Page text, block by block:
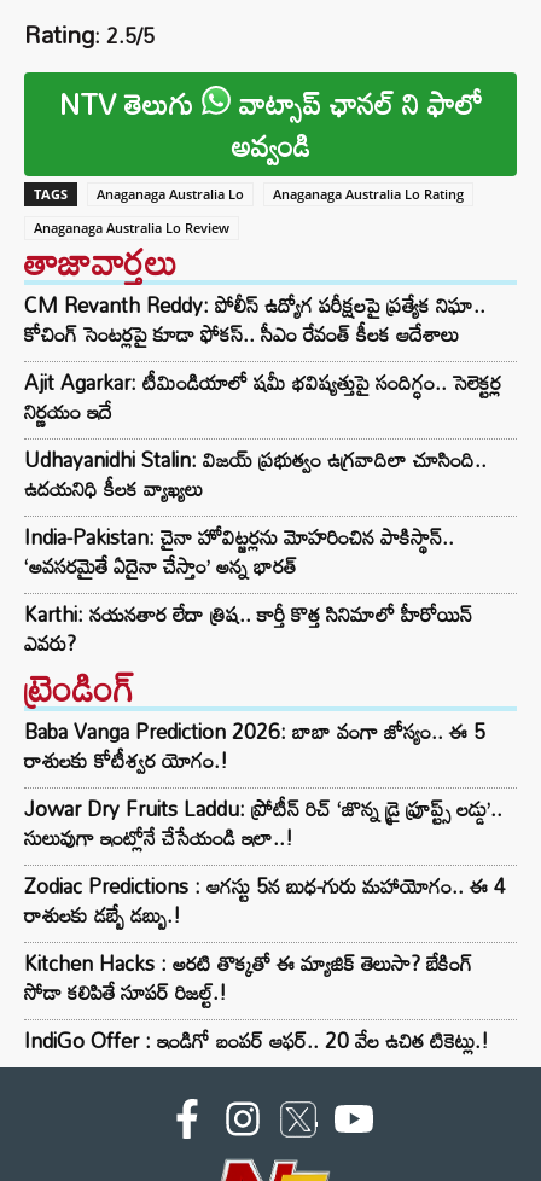
Rating: 2.5/5
NTV తెలుగు వాట్సాప్ ఛానల్ ని ఫాలో
అవ్వండి
TAGS Anaganaga Australia Lo
Anaganaga Australia Lo Rating
Anaganaga Australia Lo Review
తాజావార్తలు
CM Revanth Reddy: పోలీస్ ఉద్యోగ పరీక్షలపై ప్రత్యేక నిఘా..
కోచింగ్ సెంటర్లపై కూడా ఫోకస్.. సీఎం రేవంత్ కీలక ఆదేశాలు
Ajit Agarkar: టీమిండియాలో షమీ భవిష్యత్తుపై సందిగ్ధం.. సెలెక్టర్ల
నిర్ణయం ఇదే
Udhayanidhi Stalin: విజయ్ ప్రభుత్వం ఉగ్రవాదిలా చూసింది..
ఉదయనిధి కీలక వ్యాఖ్యలు
India-Pakistan: చైనా హోవిట్జర్లను మోహరించిన పాకిస్థాన్..
‘అవసరమైతే ఏదైనా చేస్తాం’ అన్న భారత్
Karthi: నయనతార లేదా త్రిష.. కార్తీ కొత్త సినిమాలో హీరోయిన్
ఎవరు?
ట్రెండింగ్‌
Baba Vanga Prediction 2026: బాబా వంగా జోస్యం.. ఈ 5
రాశులకు కోటీశ్వర యోగం.!
Jowar Dry Fruits Laddu: ప్రోటీన్ రిచ్ ‘జొన్న డ్రై ఫ్రూప్ట్స్ లడ్డు’..
సులువుగా ఇంట్లోనే చేసేయండి ఇలా..!
Zodiac Predictions : ఆగస్టు 5న బుధ-గురు మహాయోగం.. ఈ 4
రాశులకు డబ్బే డబ్బు.!
Kitchen Hacks : అరటి తొక్కతో ఈ మ్యాజిక్ తెలుసా? బేకింగ్
సోడా కలిపితే సూపర్ రిజల్ట్.!
IndiGo Offer : ఇండిగో బంపర్ ఆఫర్.. 20 వేల ఉచిత టికెట్లు.!